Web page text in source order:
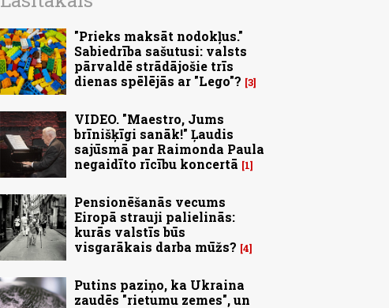
"Prieks maksāt nodokļus."
Sabiedrība sašutusi: valsts
pārvaldē strādājošie trīs
dienas spēlējās ar "Lego"? 3
VIDEO. "Maestro, Jums
brīnišķīgi sanāk!" Ļaudis
sajūsmā par Raimonda Paula
negaidīto rīcību koncertā
1
Pensionēšanās vecums
Eiropā strauji palielinās:
kurās valstīs būs
visgarākais darba mūžs? 4
Putins paziņo, ka Ukraina
zaudēs "rietumu zemes", un